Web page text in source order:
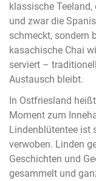
klassische
und zwar die
schmeckt, sondern
kasachische Chai
serviert –
Austausch bleibt.
In Ostfriesland
Moment zum
Lindenblütentee ist
verwoben. Linden
Geschichten und
gesammelt und